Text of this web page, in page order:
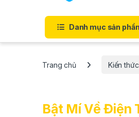
Danh mục sản
Trang chủ Kiến thức
Bật Mí Về Điện